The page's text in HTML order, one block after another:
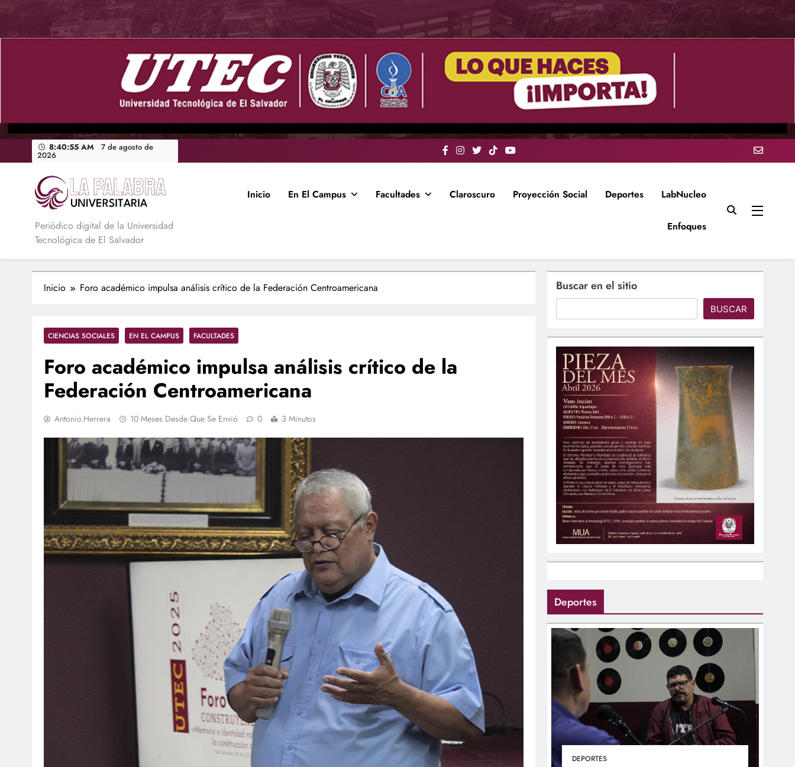
contenido
8:40:56 AM 7 de agosto de
2026
La Palabra Universitaria
Periódico digital de la Universidad
Tecnológica de El Salvador
Inicio En El Campus Facultades Claroscuro Proyección Social Deportes LabNucleo
Enfoques
Inicio Foro académico impulsa análisis crítico de la Federación Centroamericana
CIENCIAS SOCIALES EN EL CAMPUS FACULTADES
Foro académico impulsa análisis crítico de la
Federación Centroamericana
Antonio.herrera 10 Meses Desde Que Se Envió 0 3 Minutos
Buscar en el sitio
BUSCAR
Deportes
DEPORTES